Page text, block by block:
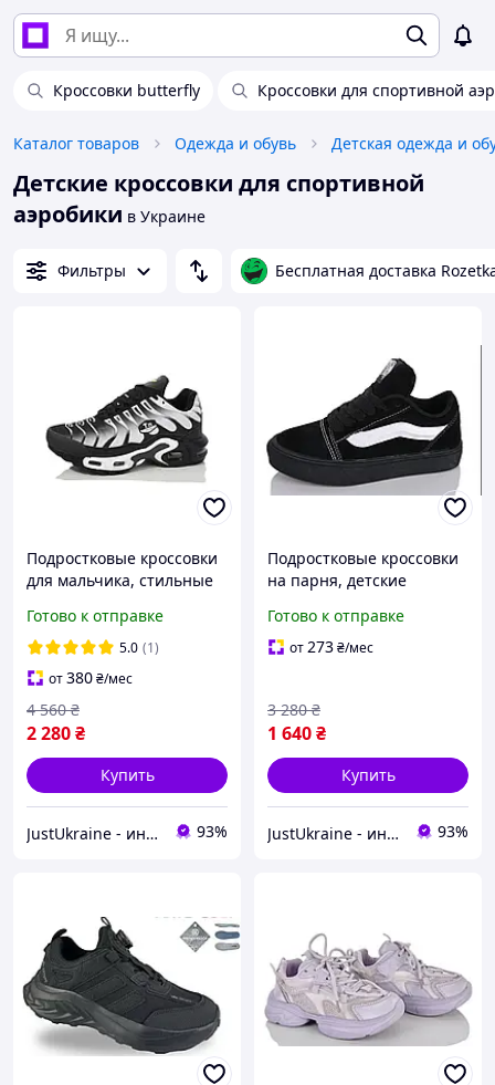
Кроссовки butterfly Кроссовки для спортивной
Каталог товаров Одежда и обувь Детская одежда и
Детские кроссовки для спортивной
аэробики в Украине
Фильтры Бесплатная доставка
Подростковые кроссовки
для мальчика, стильные
мальчика, спортивные
кроссовки на мальчика
Готово к отправке
5.0 (1)
от380₴/мес
2 280₴
4 560 ₴
Купить
JustUkraine - интернет магазин мужской и женской обуви 93%
Подростковые кроссовки
на парня, детские
на мальчика, спортивные
кроссовки для мальчика
Готово к отправке
от273₴/мес
1 640₴
3 280 ₴
Купить
JustUkraine - интернет магазин мужской и женской обуви 93%